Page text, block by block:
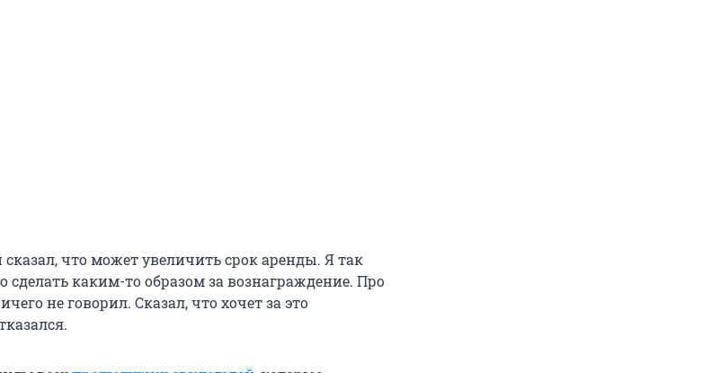
что может увеличить срок аренды. Я так
сделать каким-то образом за вознаграждение. Про
не говорил. Сказал, что хочет за это